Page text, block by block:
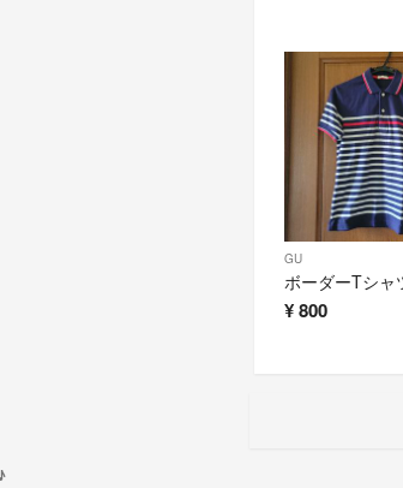
GU
¥800